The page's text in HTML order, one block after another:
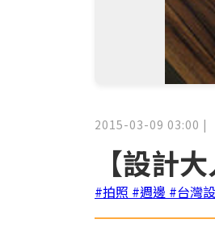
2015-03-09 03:00 |
【設計
#拍照 #週邊 #台灣